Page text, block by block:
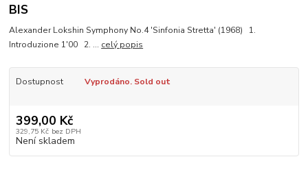
BIS
Alexander Lokshin Symphony No.4 'Sinfonia Stretta' (1968) 1.
Introduzione 1'00 2. ... celý popis
Dostupnost Vyprodáno. Sold out
399,00 Kč
329,75 Kč bez DPH
Není skladem